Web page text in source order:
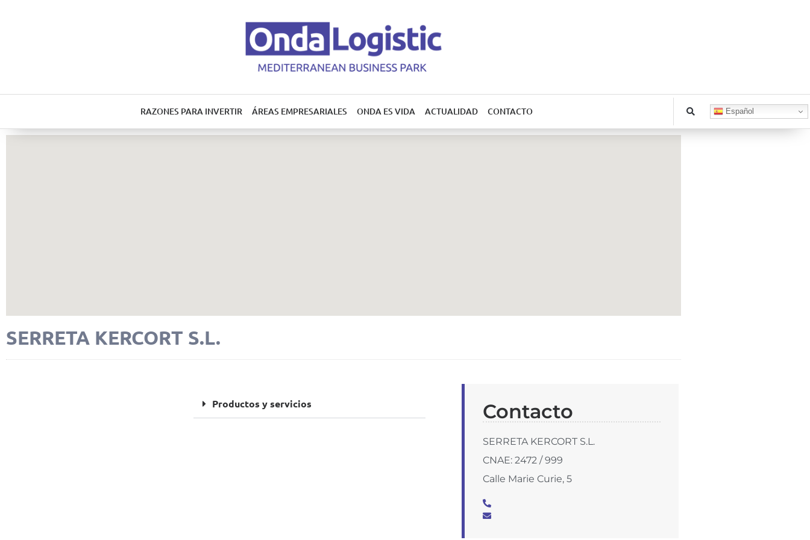
RAZONES PARA INVERTIR ÁREAS EMPRESARIALES ONDA ES VIDA ACTUALIDAD CONTACTO Español
SERRETA KERCORT S.L.
Productos y servicios Contacto
SERRETA KERCORT S.L.
CNAE: 2472 / 999
Calle Marie Curie, 5